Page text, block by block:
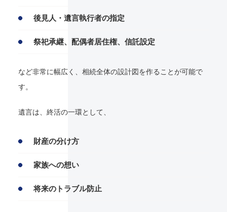
後見人・遺言執行者の指定
祭祀承継、配偶者居住権、信託設定
など非常に幅広く、相続全体の設計図を作ることが可能で
す。
遺言は、終活の一環として、
財産の分け方
家族への想い
将来のトラブル防止